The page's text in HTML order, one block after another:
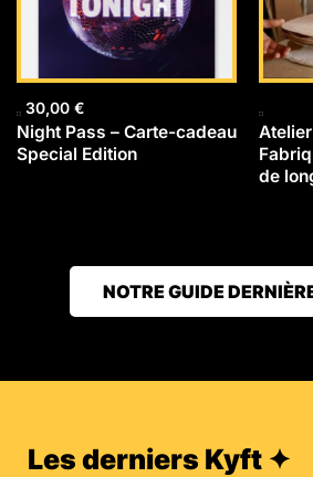
30,00 €
Night Pass – Carte-cadeau
Special Edition
de
NOTRE GUIDE
Les derniers Kyft ✦